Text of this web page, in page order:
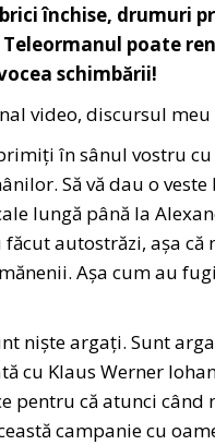
închise, drumuri
poate
schimbării!
video, discursul
în sânul vostru
Să vă dau o
lungă până la
autostrăzi, așa
Așa cum au
niște argați. Sunt
cu Klaus Werner
pentru că atunci
campanie cu